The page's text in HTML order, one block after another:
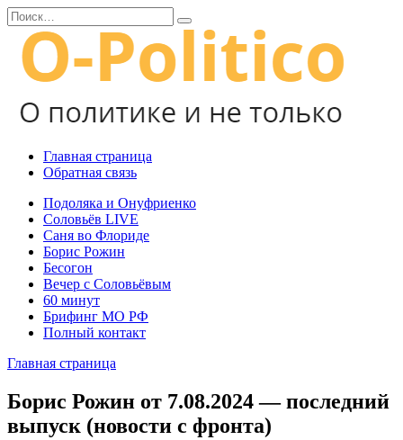
Перейти
к
содержанию
Search
for:
Главная страница
Обратная связь
Подоляка и Онуфриенко
Соловьёв LIVE
Саня во Флориде
Борис Рожин
Бесогон
Вечер с Соловьёвым
60 минут
Брифинг МО РФ
Полный контакт
Главная страница
Борис Рожин от 7.08.2024 — последний
выпуск (новости с фронта)